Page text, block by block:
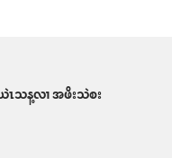
သန့လၢ အဖိးသဲစး